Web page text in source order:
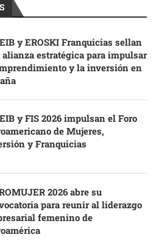
y EROSKI Franquicias sellan
alianza estratégica para impulsar
y la inversión en
y FIS 2026 impulsan el Foro
de Mujeres,
y Franquicias
2026 abre su
para reunir al liderazgo
femenino de